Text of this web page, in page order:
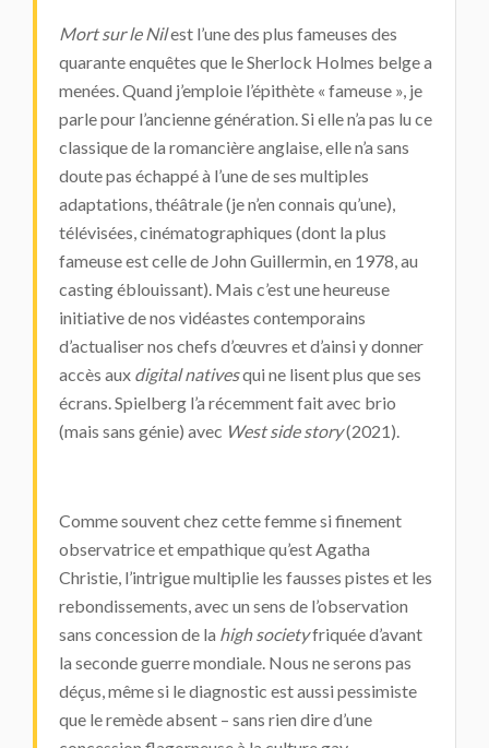
Mort sur le Nilest l’une des plus fameuses des
quarante enquêtes que le Sherlock Holmes belge a
menées. Quand j’emploie l’épithète « fameuse », je
parle pour l’ancienne génération. Si elle n’a pas lu ce
classique de la romancière anglaise, elle n’a sans
doute pas échappé à l’une de ses multiples
adaptations, théâtrale (je n’en connais qu’une),
télévisées, cinématographiques (dont la plus
fameuse est celle de John Guillermin, en 1978, au
casting éblouissant). Mais c’est une heureuse
initiative de nos vidéastes contemporains
d’actualiser nos chefs d’œuvres et d’ainsi y donner
accès aux digital nativesqui ne lisent plus que ses
écrans. Spielberg l’a récemment fait avec brio
(mais sans génie) avec West side story(2021).
Comme souvent chez cette femme si finement
observatrice et empathique qu’est Agatha
Christie, l’intrigue multiplie les fausses pistes et les
rebondissements, avec un sens de l’observation
sans concession de la high societyfriquée d’avant
la seconde guerre mondiale. Nous ne serons pas
déçus, même si le diagnostic est aussi pessimiste
que le remède absent – sans rien dire d’une